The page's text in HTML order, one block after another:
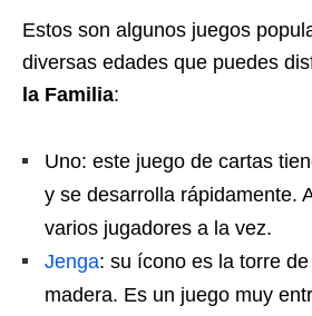
Estos son algunos juegos
diversas edades que puedes
la Familia:
Uno: este juego de cartas
y se desarrolla rápidamente.
varios jugadores a la vez.
Jenga: su ícono es la torre
madera. Es un juego muy